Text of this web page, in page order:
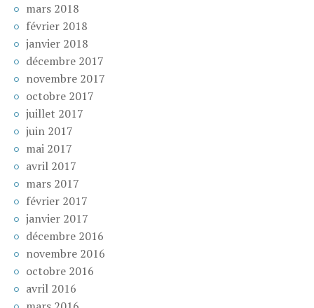
mars 2018
février 2018
janvier 2018
décembre 2017
novembre 2017
octobre 2017
juillet 2017
juin 2017
mai 2017
avril 2017
mars 2017
février 2017
janvier 2017
décembre 2016
novembre 2016
octobre 2016
avril 2016